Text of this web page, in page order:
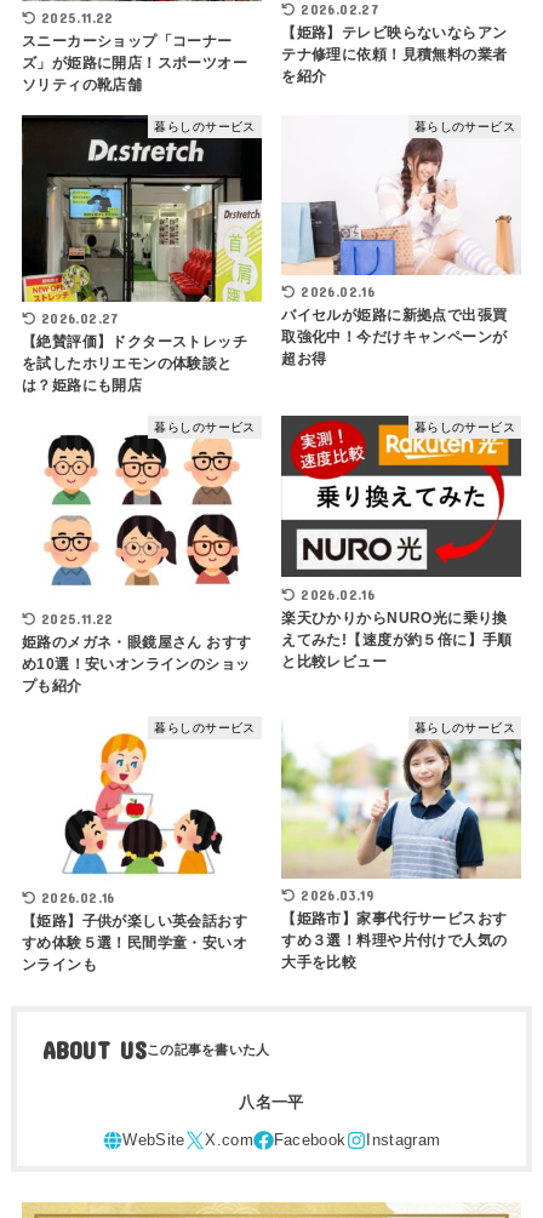
2025.11.22
スニーカーショップ「コーナー
ズ」が姫路に開店！スポーツオー
ソリティの靴店舗
2026.02.27
【姫路】テレビ映らないならアン
テナ修理に依頼！見積無料の業者
を紹介
暮らしのサービス
2026.02.27
【絶賛評価】ドクターストレッチ
を試したホリエモンの体験談と
は？姫路にも開店
暮らしのサービス
2026.02.16
バイセルが姫路に新拠点で出張買
取強化中！今だけキャンペーンが
超お得
暮らしのサービス
2025.11.22
姫路のメガネ・眼鏡屋さん おすす
め10選！安いオンラインのショッ
プも紹介
暮らしのサービス
2026.02.16
楽天ひかりからNURO光に乗り換
えてみた!【速度が約５倍に】手順
と比較レビュー
暮らしのサービス
2026.02.16
【姫路】子供が楽しい英会話おす
すめ体験５選！民間学童・安いオ
ンラインも
暮らしのサービス
2026.03.19
【姫路市】家事代行サービスおす
すめ３選！料理や片付けで人気の
大手を比較
ABOUT US
八名一平